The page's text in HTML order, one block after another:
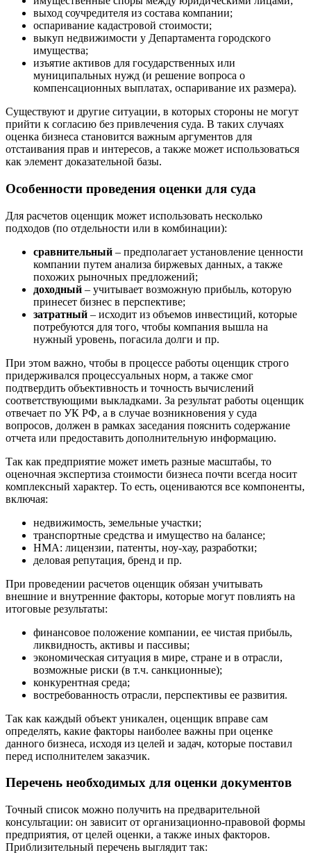
выход соучредителя из состава компании;
оспаривание кадастровой стоимости;
выкуп недвижимости у Департамента городского
имущества;
изъятие активов для государственных или
муниципальных нужд (и решение вопроса о
компенсационных выплатах, оспаривание их размера).
Существуют и другие ситуации, в которых стороны не могут
прийти к согласию без привлечения суда. В таких случаях
оценка бизнеса становится важным аргументов для
отстаивания прав и интересов, а также может использоваться
как элемент доказательной базы.
Особенности проведения оценки для суда
Для расчетов оценщик может использовать несколько
подходов (по отдельности или в комбинации):
сравнительный – предполагает установление ценности
компании путем анализа биржевых данных, а также
похожих рыночных предложений;
доходный – учитывает возможную прибыль, которую
принесет бизнес в перспективе;
затратный – исходит из объемов инвестиций, которые
потребуются для того, чтобы компания вышла на
нужный уровень, погасила долги и пр.
При этом важно, чтобы в процессе работы оценщик строго
придерживался процессуальных норм, а также смог
подтвердить объективность и точность вычислений
соответствующими выкладками. За результат работы оценщик
отвечает по УК РФ, а в случае возникновения у суда
вопросов, должен в рамках заседания пояснить содержание
отчета или предоставить дополнительную информацию.
Так как предприятие может иметь разные масштабы, то
оценочная экспертиза стоимости бизнеса почти всегда носит
комплексный характер. То есть, оцениваются все компоненты,
включая:
недвижимость, земельные участки;
транспортные средства и имущество на балансе;
НМА: лицензии, патенты, ноу-хау, разработки;
деловая репутация, бренд и пр.
При проведении расчетов оценщик обязан учитывать
внешние и внутренние факторы, которые могут повлиять на
итоговые результаты:
финансовое положение компании, ее чистая прибыль,
ликвидность, активы и пассивы;
экономическая ситуация в мире, стране и в отрасли,
возможные риски (в т.ч. санкционные);
конкурентная среда;
востребованность отрасли, перспективы ее развития.
Так как каждый объект уникален, оценщик вправе сам
определять, какие факторы наиболее важны при оценке
данного бизнеса, исходя из целей и задач, которые поставил
перед исполнителем заказчик.
Перечень необходимых для оценки документов
Точный список можно получить на предварительной
консультации: он зависит от организационно-правовой формы
предприятия, от целей оценки, а также иных факторов.
Приблизительный перечень выглядит так:
Буйнакск
Бутурлиновка
Валуйки
Великий Новгород
Великий Устюг
Вельск
Верещагино
Верхний Уфалей
Верхняя Салда
Видное
Владикавказ
Владимир
Волгоград
Волгодонск
Волжский
Вологда
Волоколамск
Волосово
Волхов
Вольск
Воркута
Воскресенск
Воткинск
Всеволожск
Выкса
Вязники
Вятские Поляны
Гай
Гатчина
Геленджик
Георгиевск
Глазов
Горно-Алтайск
Городец
Губаха
Губкин
Гуково
Гулькевичи
Гусев
Гусь-Хрустальный
Дедовск